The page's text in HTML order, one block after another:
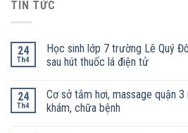
TIN TỨC
24
Th4
Học sinh lớp 7 trường Lê Quý
sau hút thuốc lá điện tử
24
Th4
Cơ sở tắm hơi, massage quận 3
khám, chữa bệnh